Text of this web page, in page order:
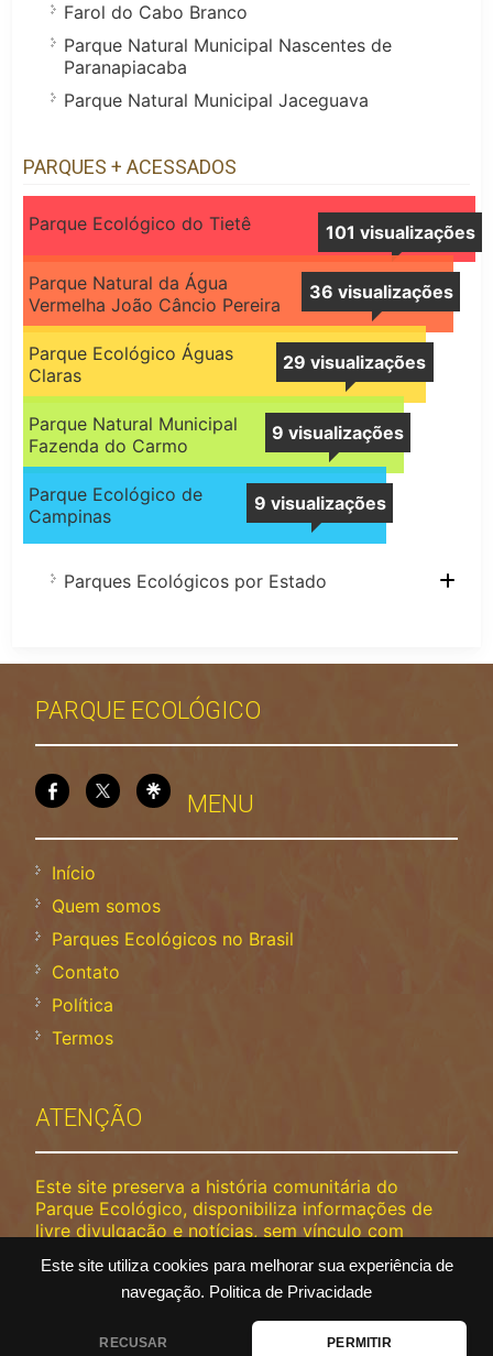
Este site utiliza cookies para melhorar sua experiência de
navegação. Politica de Privacidade
RECUSAR PERMITIR
Farol do Cabo Branco
Parque Natural Municipal Nascentes de
Paranapiacaba
Parque Natural Municipal Jaceguava
PARQUES + ACESSADOS
101 visualizações
Parque Ecológico do Tietê
36 visualizações
Parque Natural da Água
Vermelha João Câncio Pereira
29 visualizações
Parque Ecológico Águas
Claras
9 visualizações
Parque Natural Municipal
Fazenda do Carmo
9 visualizações
Parque Ecológico de
Campinas
Parques Ecológicos por Estado
PARQUE ECOLÓGICO
MENU
Início
Quem somos
Parques Ecológicos no Brasil
Contato
Política
Termos
ATENÇÃO
Este site preserva a história comunitária do
Parque Ecológico, disponibiliza informações de
livre divulgação e notícias, sem vínculo com
responsabilizamos por alterações de horários,
datas, valores, etc. Dúvidas, confirme por telefone
do parque ou nas redes sociais oficiais.